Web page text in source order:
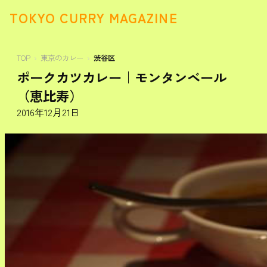
TOKYO CURRY MAGAZINE
TOP 東京のカレー 渋谷区
ポークカツカレー｜モンタンベール
（恵比寿）
2016年12月21日